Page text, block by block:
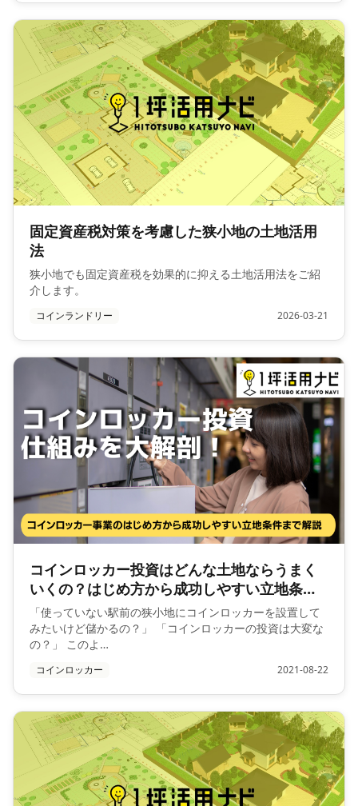
固定資産税対策を考慮した狭小地の土地活用
法
狭小地でも固定資産税を効果的に抑える土地活用法をご紹
介します。
コインランドリー 2026-03-21
コインロッカー投資はどんな土地ならうまく
いくの？はじめ方から成功しやすい立地条件
まで解説
「使っていない駅前の狭小地にコインロッカーを設置して
みたいけど儲かるの？」 「コインロッカーの投資は大変な
の？」 このよ…
コインロッカー 2021-08-22